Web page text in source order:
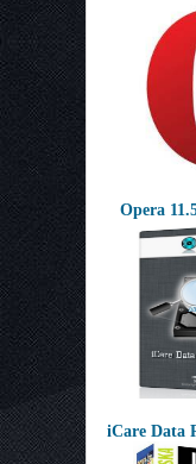
Opera
iCare Data